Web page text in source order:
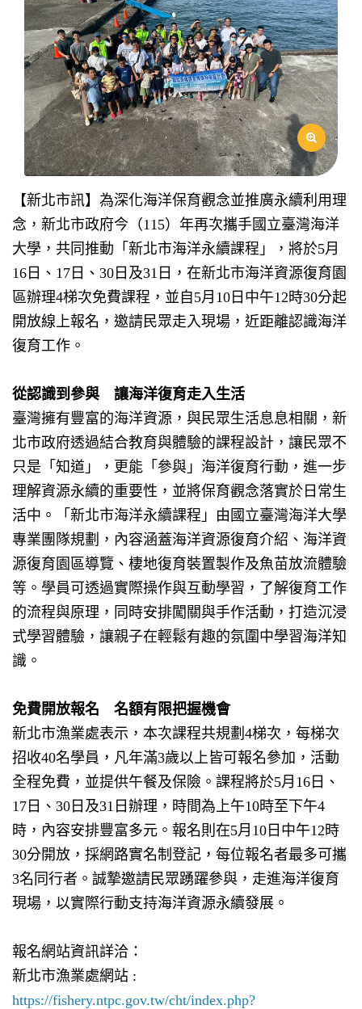
【新北市訊】為深化海洋保育觀念並推廣永續利用理
念，新北市政府今 （115） 年再次攜手國立臺灣海洋
大學，共同推動「新北市海洋永續課程」，將於5月
16 日、 17 日、 30 日及31 日，在新北市海洋資源復育園
區辦理4梯次免費課程，並自5月 10 日中午12時30分起
開放線上報名，邀請民眾走入現場，近距離認識海洋
復育工作。
從認識到參與 讓海洋復育走入生活
臺灣擁有豐富的海洋資源，與民眾生活息息相關，新
北市政府透過結合教育與體驗的課程設計，讓民眾不
只是「知道」，更能「參與」海洋復育行動，進一步
理解資源永續的重要性，並將保育觀念落實於日常生
活中。「新北市海洋永續課程」由國立臺灣海洋大學
專業團隊規劃，內容涵蓋海洋資源復育介紹、海洋資
源復育園區導覽、棲地復育裝置製作及魚苗放流體驗
等。學員可透過實際操作與互動學習，了解復育工作
的流程與原理，同時安排闖關與手作活動，打造沉浸
式學習體驗，讓親子在輕鬆有趣的氛圍中學習海洋知
識。
免費開放報名 名額有限把握機會
新北市漁業處表示，本次課程共規劃 4梯次，每梯次
招收40名學員，凡年滿3歲以上皆可報名參加，活動
全程免費，並提供午餐及保險。課程將於5月 16 日、
17 日、 30 日及31 日辦理，時間為上午10時至下午4
時，內容安排豐富多元。報名則在5月 10 日中午12時
30分開放，採網路實名制登記，每位報名者最多可攜
3名同行者。誠摯邀請民眾踴躍參與，走進海洋復育
現場，以實際行動支持海洋資源永續發展。
報名網站資訊詳洽：
新北市漁業處網站 :
https://fishery.ntpc.gov.tw/cht/index.php?